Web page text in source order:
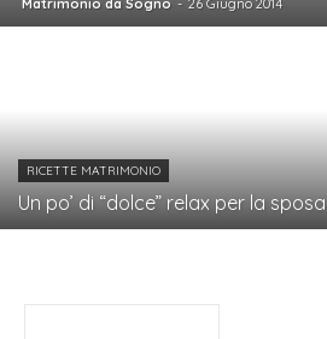
Matrimonio da Sogno - 26 Giugno 2014
RICETTE MATRIMONIO
Un po’ di “dolce” relax per la sposa